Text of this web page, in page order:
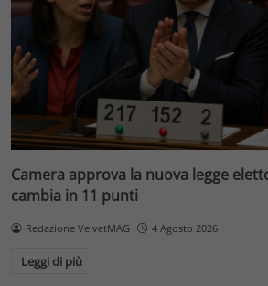
Camera approva la nuova legge
cambia in 11 punti
Redazione VelvetMAG 4 Agosto 2026
Leggi di più